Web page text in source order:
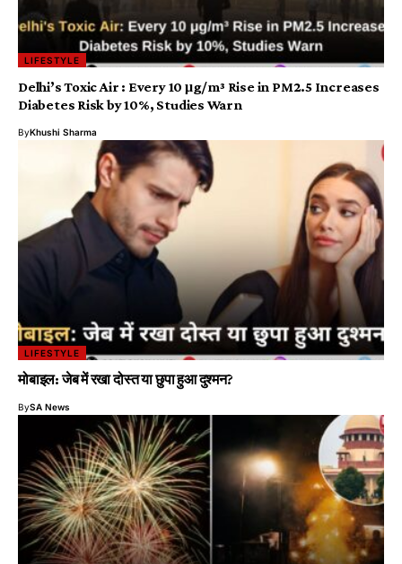
LIFESTYLE
Delhi’s Toxic Air : Every 10 μg/m³ Rise in PM2.5 Increases
Diabetes Risk by 10%, Studies Warn
ByKhushi Sharma
LIFESTYLE
मोबाइल: जेब में रखा दोस्त या छुपा हुआ दुश्मन?
BySA News